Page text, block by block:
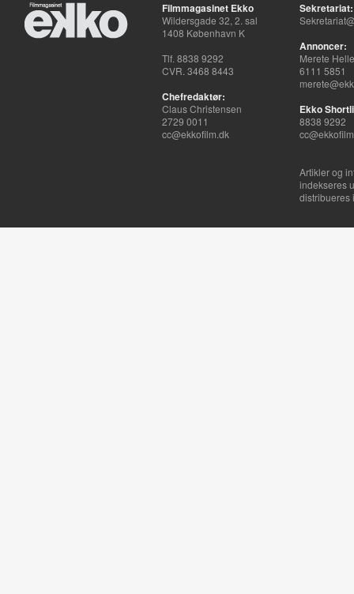
Filmmagasinet Ekko
Wildersgade 32, 2. sal
1408 København K
Tlf. 8838 9292
CVR. 3468 8443
Chefredaktør:
Claus Christensen
2729 0011
cc@ekkofilm.dk
Sekretariat:
Annoncer:
Merete
6111 5851
Ekko
8838 9292
Artikler og
indekseres
distribueres